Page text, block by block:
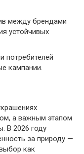
между брендами
устойчивых
потребителей
кампании.
а важным этапом
В 2026 году
за природу —
как